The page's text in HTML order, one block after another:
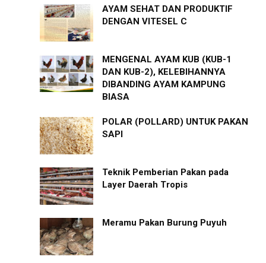
AYAM SEHAT DAN PRODUKTIF
DENGAN VITESEL C
MENGENAL AYAM KUB (KUB-1
DAN KUB-2), KELEBIHANNYA
DIBANDING AYAM KAMPUNG
BIASA
POLAR (POLLARD) UNTUK PAKAN
SAPI
Teknik Pemberian Pakan pada
Layer Daerah Tropis
Meramu Pakan Burung Puyuh